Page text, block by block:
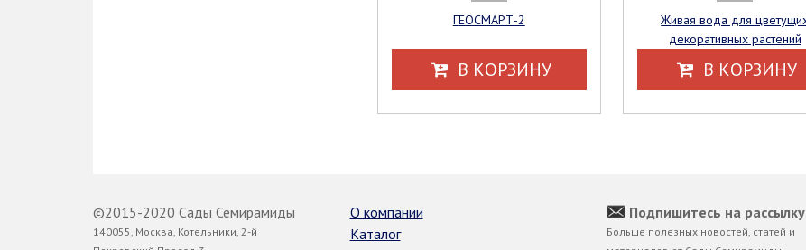
ГЕОСМАРТ-2
В КОРЗИНУ
Живая вода для цветущих
декоративных растений
В КОРЗИНУ
©2015-2020 Сады Семирамиды
140055, Москва, Котельники, 2-й
О компании
Каталог
Подпишитесь на рассылку
Больше полезных новостей, статей и